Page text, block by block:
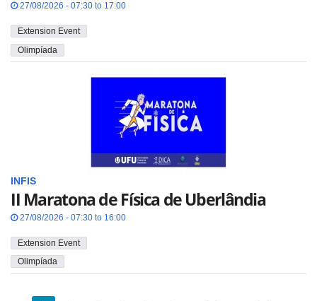
27/08/2026 - 07:30 to 17:00
Extension Event
Olimpíada
INFIS
II Maratona de Física de Uberlândia
27/08/2026 - 07:30 to 16:00
Extension Event
Olimpíada